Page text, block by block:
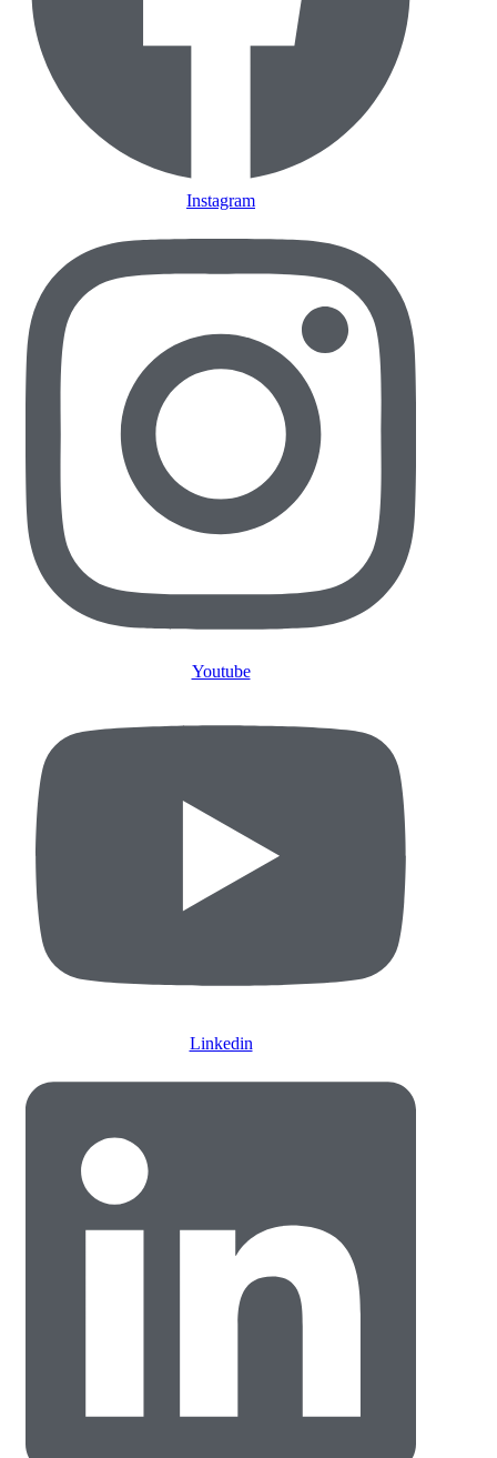
Instagram
Youtube
Linkedin